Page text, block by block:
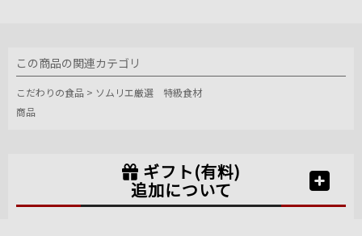
この商品の関連カテゴリ
こだわりの食品 > ソムリエ厳選 特級食材
商品
ギフト(有料)
追加について